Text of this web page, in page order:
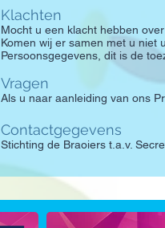
Klachten
Mocht u een klacht hebben
Komen wij er samen met u niet
Persoonsgegevens, dit is de
Vragen
Als u naar aanleiding van ons
Contactgegevens
Stichting de Braoiers t.a.v.